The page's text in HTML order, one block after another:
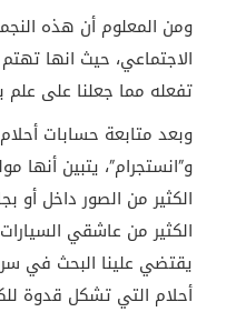
ومن المعلوم أن هذه
الاجتماعي، حيث انها
تفعله مما جعلنا على علم
وبعد متابعة حسابات
و”انستجرام”، يتبين أنها
الكثير من الصور داخل أو
الكثير من عاشقي السيارات
يقتضي علينا البحث في
أحلام التي تشكل قدوة